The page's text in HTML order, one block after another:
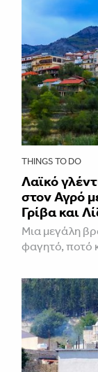
THINGS TO DO
Λαϊκό
στον Αγρό
Γρίβα και
Μια μεγάλη
φαγητό, ποτό